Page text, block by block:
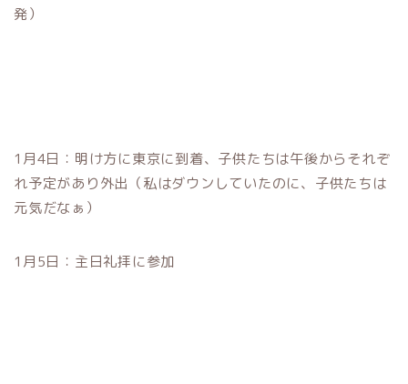
発）
1月4日：明け方に東京に到着、子供たちは午後からそれぞ
れ予定があり外出（私はダウンしていたのに、子供たちは
元気だなぁ）
1月5日：主日礼拝に参加